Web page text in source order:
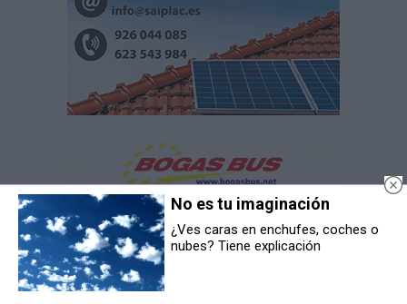
No es tu imaginación
¿Ves caras en enchufes, coches o
nubes? Tiene explicación